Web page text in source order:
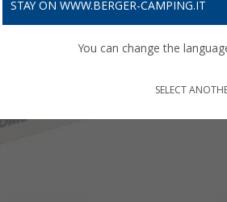
STAY ON WWW.BERGER-CAMPING.IT
You can change the
SELECT